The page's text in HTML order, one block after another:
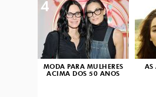
MODA PARA MULHERES
ACIMA DOS 50 ANOS
4
AS